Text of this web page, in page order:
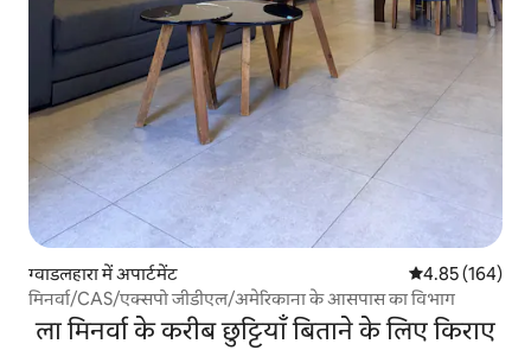
ग्वाडलहारा में अपार्टमेंट औसत रेटिंग 5 में से
4.85 (164)
मिनर्वा/CAS/एक्सपो जीडीएल/अमेरिकाना के आसपास का विभाग
ला मिनर्वा के करीब छुट्टियाँ बिताने के लिए किराए